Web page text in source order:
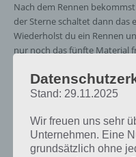
Nach dem Rennen
der Sterne schaltet dann das
Wiederholst du ein Rennen
nur noch das fünfte Material
Stand: 29.11.2025
Wir freuen uns sehr
Unternehmen. Eine
grundsätzlich ohne